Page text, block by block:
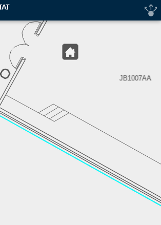
JB1007AA